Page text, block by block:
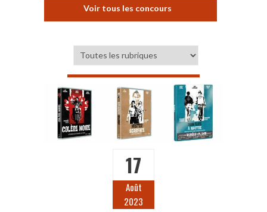
Voir tous les concours
17
Août
2023